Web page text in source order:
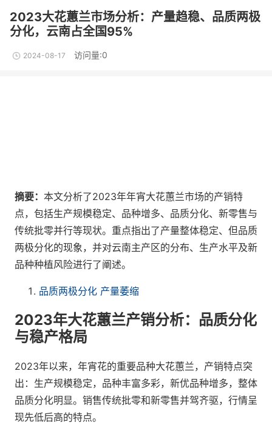
2023大花蕙兰市场分析：产量趋稳、品质两极
分化，云南占全国95%
2024-08-17 访问量:0
摘要： 本文分析了2023年年宵大花蕙兰市场的产销特
点，包括生产规模稳定、品种增多、品质分化、新零售与
传统批零并行等现状。重点指出了产量整体稳定、但品质
两极分化的现象，并对云南主产区的分布、生产水平及新
品种种植风险进行了阐述。
品质两极分化 产量萎缩
2023年大花蕙兰产销分析：品质分化
与稳产格局
2023年以来，年宵花的重要品种大花蕙兰，产销特点突
出：生产规模稳定，品种丰富多彩，新优品种增多，整体
品质分化明显。销售传统批零和新零售并驾齐驱，行情呈
现先低后高的特点。